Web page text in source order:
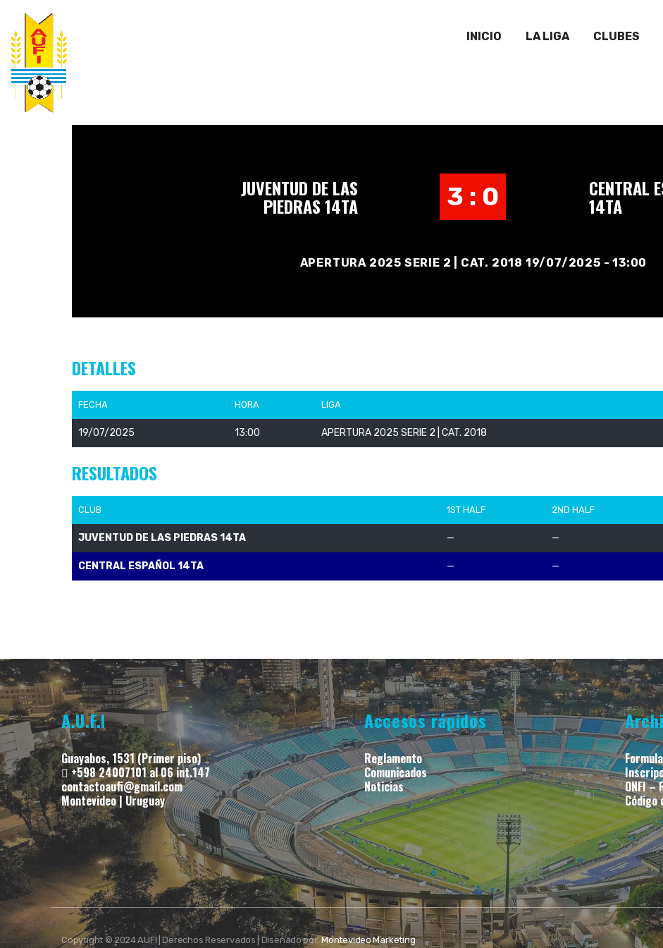
INICIO LA LIGA CLUBES
JUVENTUD DE LAS
PIEDRAS 14TA 3 : 0 CENTRAL
14TA
APERTURA 2025 SERIE 2 | CAT. 2018 19/07/2025 - 13:00
DETALLES
FECHA HORA LIGA
19/07/2025 13:00 APERTURA 2025 SERIE 2 | CAT. 2018
RESULTADOS
CLUB 1ST HALF 2ND HALF
JUVENTUD DE LAS PIEDRAS 14TA — —
CENTRAL ESPAÑOL 14TA — —
A.U.F.I
Guayabos, 1531 (Primer piso)
+598 24007101 al 06 int.147
contactoaufi@gmail.com
Montevideo | Uruguay
Accesos rápidos
Reglamento
Comunicados
Noticias
ONFI
Código
Copyright © 2024 AUFI | Derechos Reservados | Diseñado por:Montevideo Marketing